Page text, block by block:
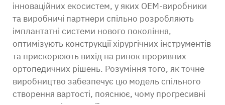
інноваційних екосистем, у яких OEM-виробники
та виробничі партнери спільно розробляють
імплантатні системи нового покоління,
оптимізують конструкції хірургічних інструментів
та прискорюють вихід на ринок проривних
ортопедичних рішень. Розуміння того, як точне
виробництво забезпечує цю модель спільного
створення вартості, пояснює, чому прогресивні